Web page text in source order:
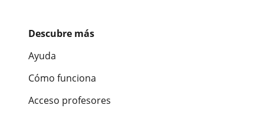
Descubre más
Ayuda
Cómo funciona
Acceso profesores